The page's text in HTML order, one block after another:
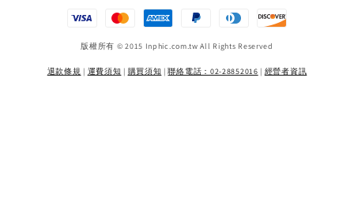
版權所有 © 2015 Inphic.com.tw All Rights Reserved
退款條規 | 運費須知 | 購買須知 |聯絡電話：02-28852016 | 經營者資訊